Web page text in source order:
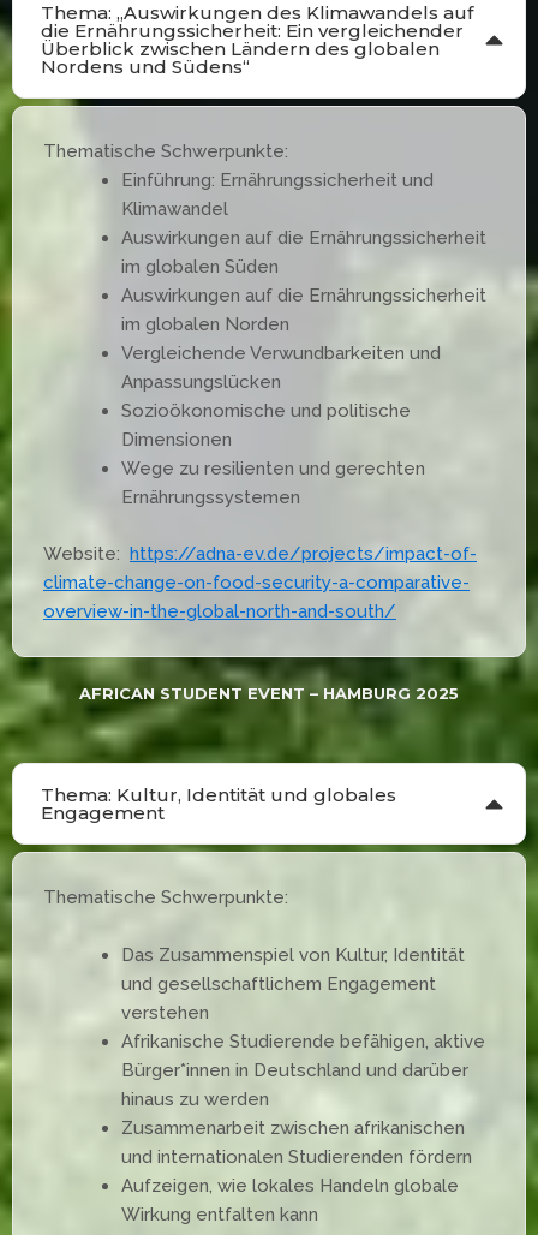
Thema: „Auswirkungen des Klimawandels auf
die Ernährungssicherheit: Ein vergleichender
Überblick zwischen Ländern des globalen
Nordens und Südens“
Thematische Schwerpunkte:
Einführung: Ernährungssicherheit und
Klimawandel
Auswirkungen auf die Ernährungssicherheit
im globalen Süden
Auswirkungen auf die Ernährungssicherheit
im globalen Norden
Vergleichende Verwundbarkeiten und
Anpassungslücken
Sozioökonomische und politische
Dimensionen
Wege zu resilienten und gerechten
Ernährungssystemen
Website: https://adna-ev.de/projects/impact-of-
climate-change-on-food-security-a-comparative-
overview-in-the-global-north-and-south/
AFRICAN STUDENT EVENT – HAMBURG 2025
Thema: Kultur, Identität und globales
Engagement
Thematische Schwerpunkte:
Das Zusammenspiel von Kultur, Identität
und gesellschaftlichem Engagement
verstehen
Afrikanische Studierende befähigen, aktive
Bürger*innen in Deutschland und darüber
hinaus zu werden
Zusammenarbeit zwischen afrikanischen
und internationalen Studierenden fördern
Aufzeigen, wie lokales Handeln globale
Wirkung entfalten kann